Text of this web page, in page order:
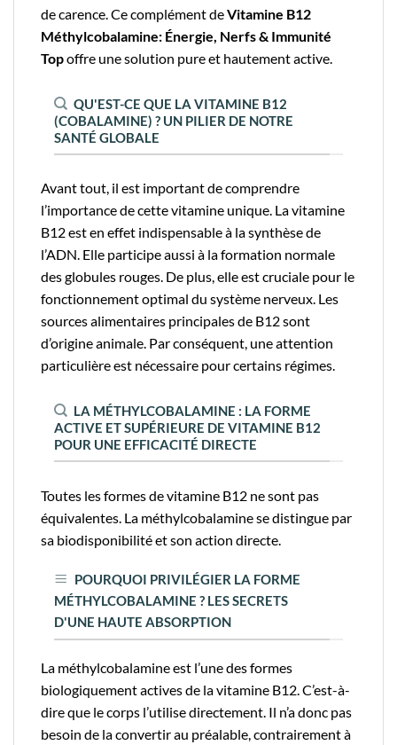
de carence. Ce complément deVitamine B12
Méthylcobalamine: Énergie, Nerfs & Immunité
Topoffre une solution pure et hautement active.
QU'EST-CE QUE LA VITAMINE B12
(COBALAMINE) ? UN PILIER DE NOTRE
SANTÉ GLOBALE
Avant tout, il est important de comprendre
l’importance de cette vitamine unique. La vitamine
B12 est en effet indispensable à la synthèse de
l’ADN. Elle participe aussi à la formation normale
des globules rouges. De plus, elle est cruciale pour le
fonctionnement optimal du système nerveux. Les
sources alimentaires principales de B12 sont
d’origine animale. Par conséquent, une attention
particulière est nécessaire pour certains régimes.
LA MÉTHYLCOBALAMINE : LA FORME
ACTIVE ET SUPÉRIEURE DE VITAMINE B12
POUR UNE EFFICACITÉ DIRECTE
Toutes les formes de vitamine B12 ne sont pas
équivalentes. La méthylcobalamine se distingue par
sa biodisponibilité et son action directe.
POURQUOI PRIVILÉGIER LA FORME
MÉTHYLCOBALAMINE ? LES SECRETS
D'UNE HAUTE ABSORPTION
La méthylcobalamine est l’une des formes
biologiquement actives de la vitamine B12. C’est-à-
dire que le corps l’utilise directement. Il n’a donc pas
besoin de la convertir au préalable, contrairement à